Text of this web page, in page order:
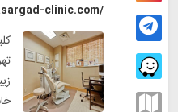
clinic.com/